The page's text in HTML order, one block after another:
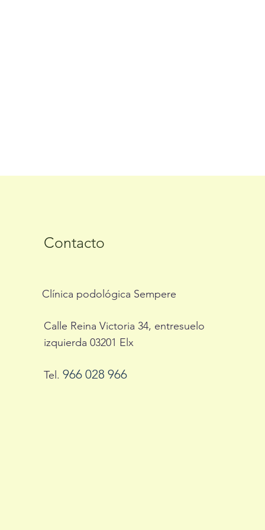
Contacto
Clínica podológica Sempere
Calle Reina Victoria 34, entresuelo
izquierda 03201 Elx
Tel. 966 028 966